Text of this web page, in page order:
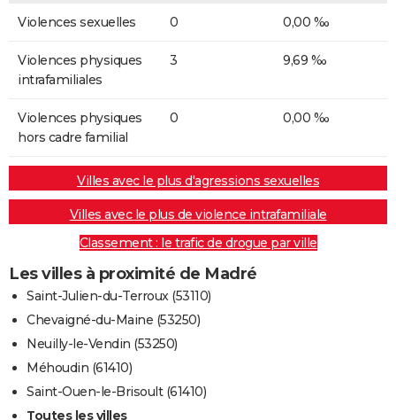
Violences sexuelles 0 0,00 ‰
Violences physiques
intrafamiliales
3 9,69 ‰
Violences physiques
hors cadre familial
0 0,00 ‰
Villes avec le plus d'agressions sexuelles
Villes avec le plus de violence intrafamiliale
Classement : le trafic de drogue par ville
Les villes à proximité de Madré
Saint-Julien-du-Terroux (53110)
Chevaigné-du-Maine (53250)
Neuilly-le-Vendin (53250)
Méhoudin (61410)
Saint-Ouen-le-Brisoult (61410)
Toutes les villes